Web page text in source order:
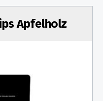
Apfelholz